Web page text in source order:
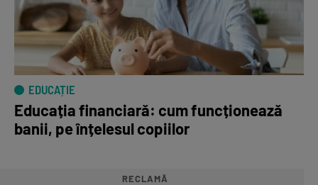
EDUCAȚIE
Educația financiară: cum funcționează
banii, pe înțelesul copiilor
RECLAMĂ